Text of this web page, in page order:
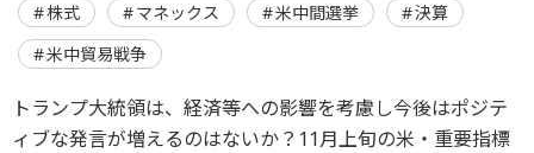
株式 マネックス 米中間選挙
決算
米中貿易戦争
トランプ大統領は、経済等への影響を考慮し今後はポジテ
ィブな発言が増えるのはないか？11月上旬の米・重要指標